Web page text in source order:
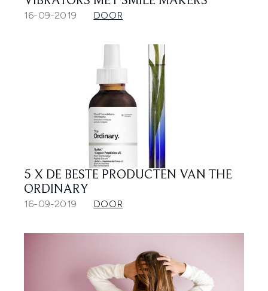
16-09-2019 DOOR
5 X DE BESTE PRODUCTEN VAN THE
ORDINARY
16-09-2019 DOOR